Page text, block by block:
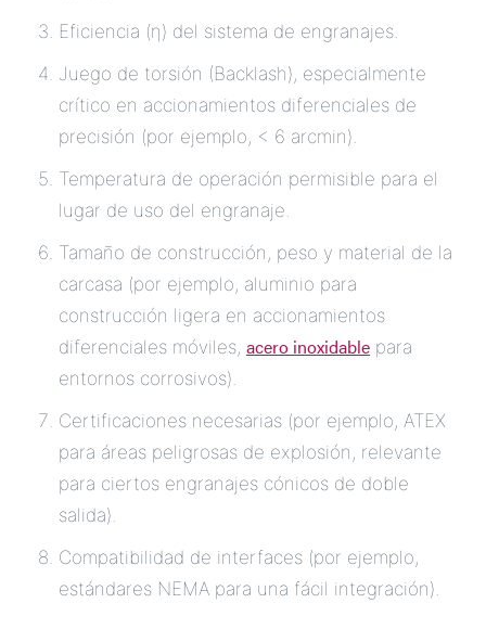
Eficiencia (η) del sistema de engranajes.
Juego de torsión (Backlash), especialmente
crítico en accionamientos diferenciales de
precisión (por ejemplo, < 6 arcmin).
Temperatura de operación permisible para el
lugar de uso del engranaje.
Tamaño de construcción, peso y material de la
carcasa (por ejemplo, aluminio para
construcción ligera en accionamientos
diferenciales móviles, acero inoxidable para
entornos corrosivos).
Certificaciones necesarias (por ejemplo, ATEX
para áreas peligrosas de explosión, relevante
para ciertos engranajes cónicos de doble
salida).
Compatibilidad de interfaces (por ejemplo,
estándares NEMA para una fácil integración).